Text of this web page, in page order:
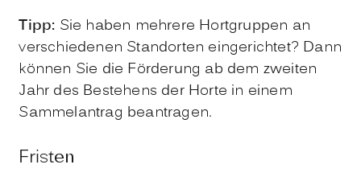
Tipp: Sie haben mehrere Hortgruppen an
verschiedenen Standorten eingerichtet? Dann
können Sie die Förderung ab dem zweiten
Jahr des Bestehens der Horte in einem
Sammelantrag beantragen.
Fristen